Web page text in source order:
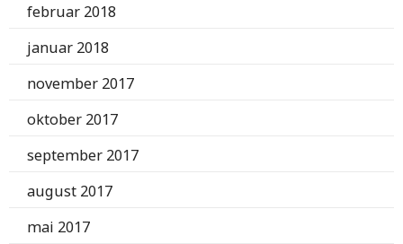
februar 2018
januar 2018
november 2017
oktober 2017
september 2017
august 2017
mai 2017